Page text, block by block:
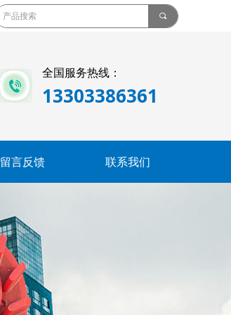
끠
全国服务热线：
13303386361
留言反馈 联系我们